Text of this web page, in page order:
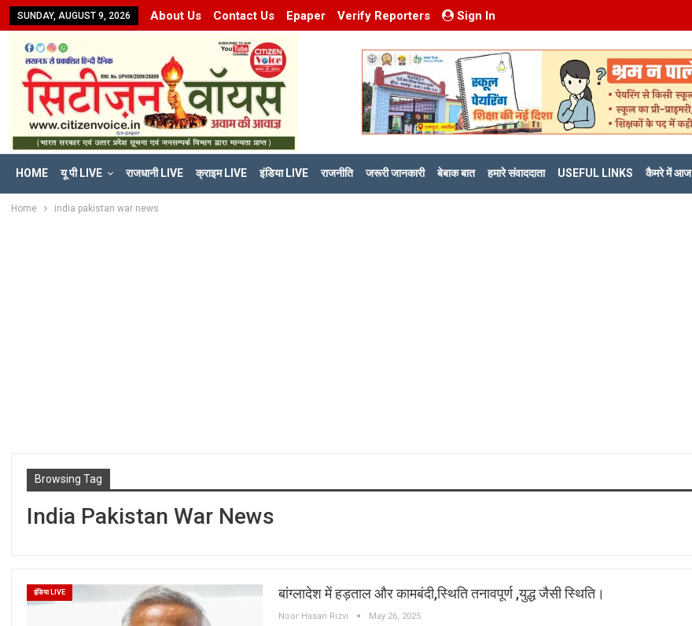
SUNDAY, AUGUST 9, 2026 About Us Contact Us Epaper Verify Reporters Sign In
HOME यू पी LIVE राजधानी LIVE क्राइम LIVE इंडिया LIVE राजनीति जरूरी जानकारी बेबाक बात हमारे संवाददाता USEFUL LINKS कैमरे में आज
Home india pakistan war news
Browsing Tag
India Pakistan War News
इंडिया LIVE बांग्लादेश में हड़ताल और कामबंदी,स्थिति तनावपूर्ण ,युद्ध जैसी स्थिति।
Noor Hasan Rizvi May 26, 2025